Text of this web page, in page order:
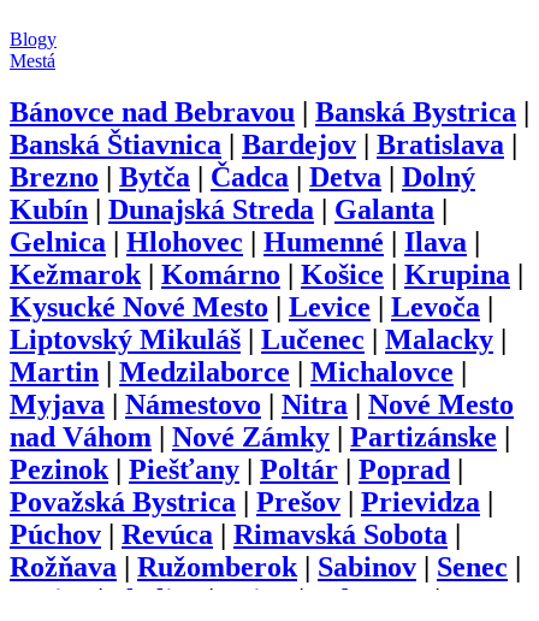
Blogy
Mestá
Bánovce nad Bebravou | Banská Bystrica |
Banská Štiavnica | Bardejov | Bratislava |
Brezno | Bytča | Čadca | Detva | Dolný
Kubín | Dunajská Streda | Galanta |
Gelnica | Hlohovec | Humenné | Ilava |
Kežmarok | Komárno | Košice | Krupina |
Kysucké Nové Mesto | Levice | Levoča |
Liptovský Mikuláš | Lučenec | Malacky |
Martin | Medzilaborce | Michalovce |
Myjava | Námestovo | Nitra | Nové Mesto
nad Váhom | Nové Zámky | Partizánske |
Pezinok | Piešťany | Poltár | Poprad |
Považská Bystrica | Prešov | Prievidza |
Púchov | Revúca | Rimavská Sobota |
Rožňava | Ružomberok | Sabinov | Senec |
Senica
| Skalica | Snina | Sobrance
|